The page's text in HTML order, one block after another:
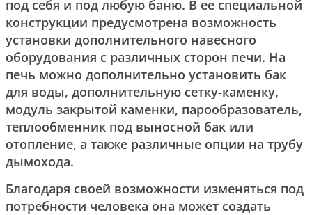
под себя и под любую баню. В ее специальной
конструкции предусмотрена возможность
установки дополнительного навесного
оборудования с различных сторон печи. На
печь можно дополнительно установить бак
для воды, дополнительную сетку-каменку,
модуль закрытой каменки, парообразователь,
теплообменник под выносной бак или
отопление, а также различные опции на трубу
дымохода.
Благодаря своей возможности изменяться под
потребности человека она может создать